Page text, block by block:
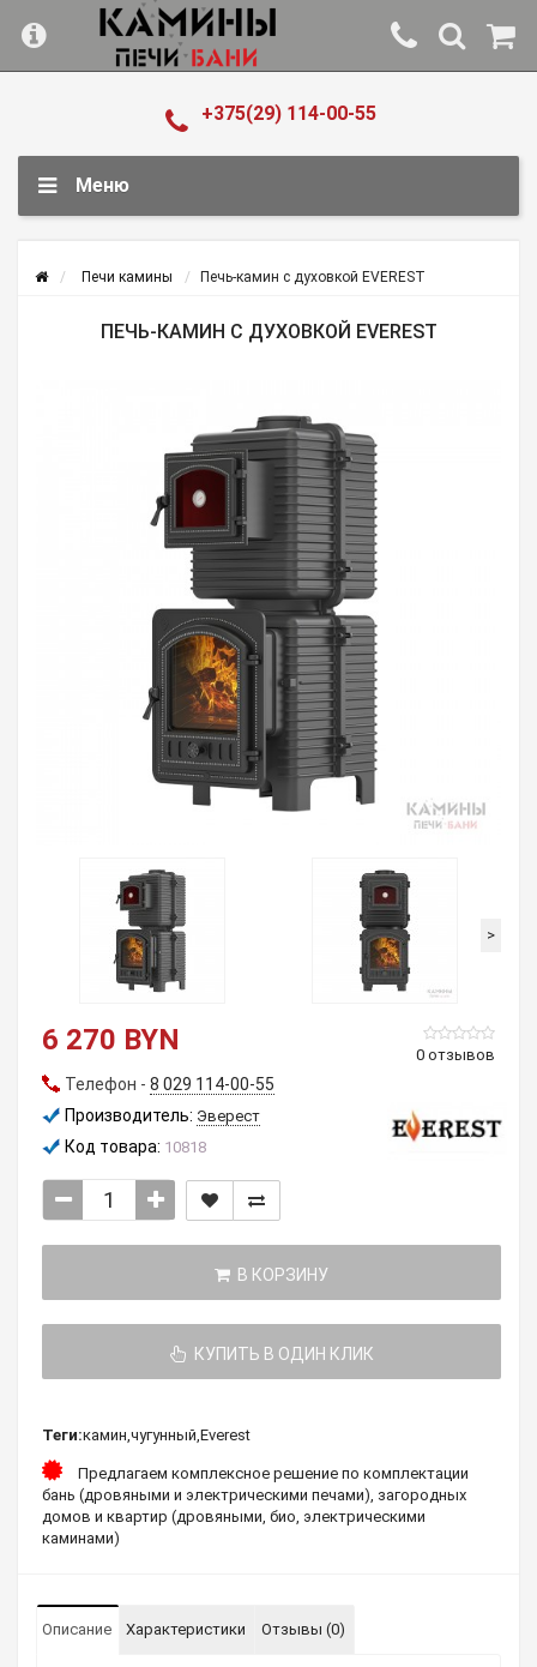
+375(29) 114-00-55
Меню
Печи камины Печь-камин с духовкой EVEREST
ПЕЧЬ-КАМИН С ДУХОВКОЙ EVEREST
>
0 отзывов
6 270 BYN
Телефон - 8 029 114-00-55
Производитель: Эверест
Код товара: 10818
В КОРЗИНУ
КУПИТЬ В ОДИН КЛИК
Теги:камин,чугунный,Everest
Предлагаем комплексное решение по комплектации
бань (дровяными и электрическими печами), загородных
домов и квартир (дровяными, био, электрическими
каминами)
Описание Характеристики Отзывы (0)